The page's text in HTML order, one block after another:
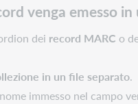
venga emesso
dei record MARC o
in un file separato.
immesso nel campo